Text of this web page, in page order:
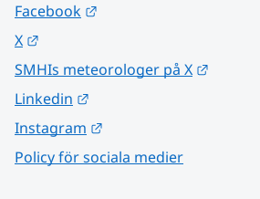
Facebook
X
SMHIs meteorologer på X
Linkedin
Instagram
Policy för sociala medier